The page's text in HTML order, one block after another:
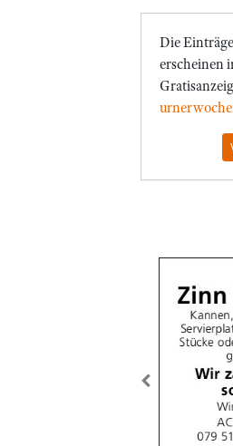
Die
erscheinen
zurück